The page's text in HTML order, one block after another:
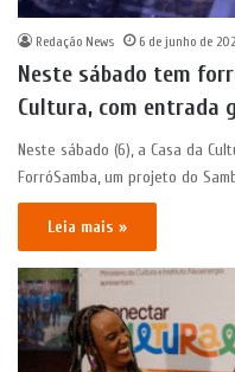
Redação News 6 de junho de
Neste sábado tem
Cultura, com entrada
Neste sábado (6), a Casa da
ForróSamba, um projeto do
Leia mais »